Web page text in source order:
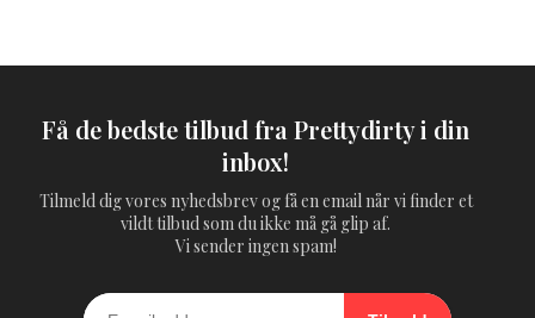
Få de bedste tilbud fra Prettydirty i din
inbox!
Tilmeld dig vores nyhedsbrev og få en email når vi finder et
vildt tilbud som du ikke må gå glip af.
Vi sender ingen spam!